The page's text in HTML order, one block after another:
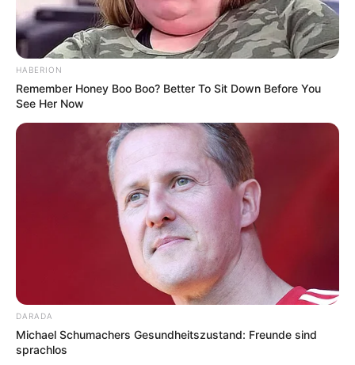
HABERION
Remember Honey Boo Boo? Better To Sit Down Before You
See Her Now
DARADA
Michael Schumachers Gesundheitszustand: Freunde sind
sprachlos